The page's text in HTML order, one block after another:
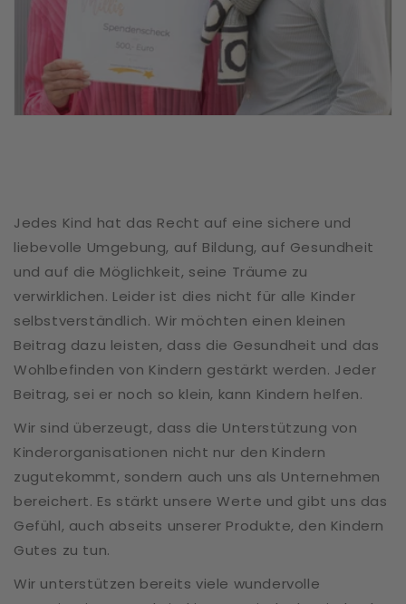
Jedes Kind hat das Recht auf eine sichere und
liebevolle Umgebung, auf Bildung, auf Gesundheit
und auf die Möglichkeit, seine Träume zu
verwirklichen. Leider ist dies nicht für alle Kinder
selbstverständlich. Wir möchten einen kleinen
Beitrag dazu leisten, dass die Gesundheit und das
Wohlbefinden von Kindern gestärkt werden. Jeder
Beitrag, sei er noch so klein, kann Kindern helfen.
Wir sind überzeugt, dass die Unterstützung von
Kinderorganisationen nicht nur den Kindern
zugutekommt, sondern auch uns als Unternehmen
bereichert. Es stärkt unsere Werte und gibt uns das
Gefühl, auch abseits unserer Produkte, den Kindern
Gutes zu tun.
Wir unterstützen bereits viele wundervolle